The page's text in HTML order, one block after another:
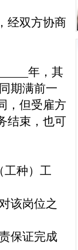
经双方协商
年，其
期满前一
，但受雇方
结束，也可
工种）工
该岗位之
保证完成